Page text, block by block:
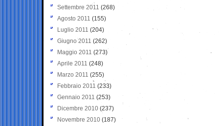
Settembre 2011 (268)
Agosto 2011 (155)
Luglio 2011 (204)
Giugno 2011 (262)
Maggio 2011 (273)
Aprile 2011 (248)
Marzo 2011 (255)
Febbraio 2011 (233)
Gennaio 2011 (253)
Dicembre 2010 (237)
Novembre 2010 (187)